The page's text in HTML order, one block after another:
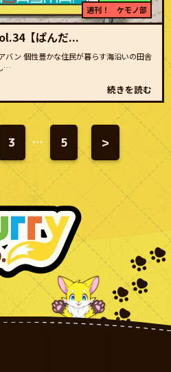
週刊！ ケモノ部
【ぱんだ...
バン 個性豊かな住民が暮らす海沿いの田舎
…
続きを読む
3 … 5 >